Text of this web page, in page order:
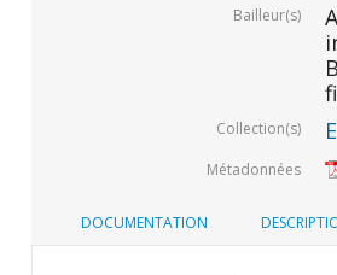
Bailleur(s)
Collection(s)
Métadonnées
DOCUMENTATION